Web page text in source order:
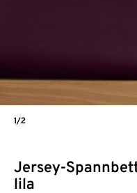
Jersey-
lila
1/2